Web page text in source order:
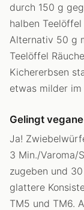
durch 150 g
halben
Alternativ 50 g
Teelöffel
Kichererbsen
etwas milder im
Gelingt
Ja!
3 Min./Varoma/
zugeben und
glattere
TM5 und TM6.